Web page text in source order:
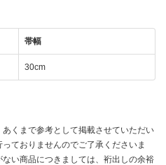
帯幅
30cm
くまで参考として掲載させていただい
ておりませんのでご了承くださいま
い商品につきましては、裄出しの余裕